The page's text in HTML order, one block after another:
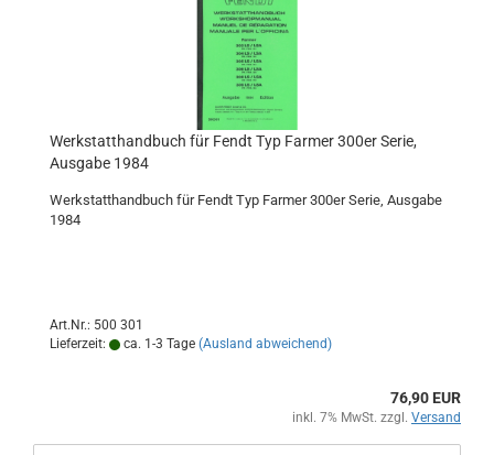
Werkstatthandbuch für Fendt Typ Farmer 300er Serie,
Ausgabe 1984
Werkstatthandbuch für Fendt Typ Farmer 300er Serie, Ausgabe
1984
Art.Nr.: 500 301
Lieferzeit:
ca. 1-3 Tage (Ausland abweichend)
76,90 EUR
inkl. 7% MwSt. zzgl. Versand